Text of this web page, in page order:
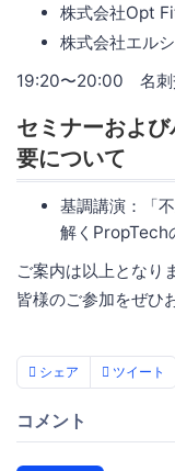
株式会社Opt
株式会社エル
19:20〜20:00 名刺
セミナーおよ
要について
基調講演：「
解くPropTech
ご案内は以上となり
皆様のご参加をぜひ
シェア ツイート
コメント